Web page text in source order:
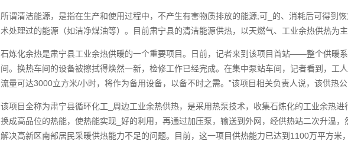
所谓清洁能源，是指在生产和使用过程中，不产生有害物质排放的能源;可_的、消耗后可得到
术处理过的能源（如洁净煤油等）。目前肃宁县的清洁能源供热，以天燃气、工业余热供热为主
石炼化余热是肃宁县工业余热供暖的一个重要项目。日前，记者来到该项目首站——整个供暖
间。换热车间的设备被擦拭得焕然一新，检修工作已经完成。在集中泵站车间，记者看到，工
流量可达3000立方米/小时，将作为备用设备，以备不时之需。”该项目相关负责人说，该供热
该项目全称为肃宁县循环化工_周边工业余热供热，是采用热泵技术，收集石炼化的工业余热
换成高品位的热能，使热能实现_好的利用，再通过加压泵，输送到外网，经供热站二次升温
解决高新区南部居民采暖供热能力不足的问题。目前，这一项目供热能力已达到1100万平方